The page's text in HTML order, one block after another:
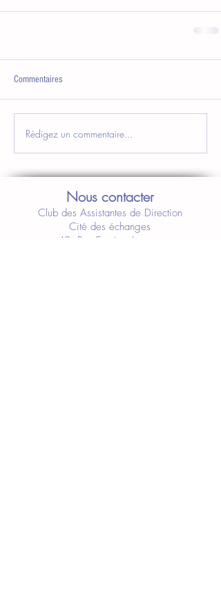
Commentaires
Rédigez un commentaire...
Nous contacter
Club des Assistantes de Direction
Cité des échanges
40, Rue Eugène Jacquet